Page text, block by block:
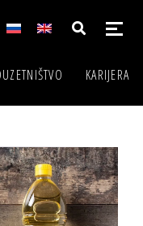
KARIJERA